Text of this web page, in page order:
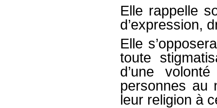
Elle rappelle
d’expression,
Elle
toute
d’une
personnes au
leur religion à